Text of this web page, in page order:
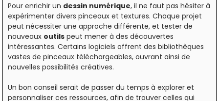
Pour enrichir un dessin numérique, il ne faut pas hésiter à
expérimenter divers pinceaux et textures. Chaque projet
peut nécessiter une approche différente, et tester de
nouveaux outils peut mener à des découvertes
intéressantes. Certains logiciels offrent des bibliothèques
vastes de pinceaux téléchargeables, ouvrant ainsi de
nouvelles possibilités créatives.
Un bon conseil serait de passer du temps à explorer et
personnaliser ces ressources, afin de trouver celles qui